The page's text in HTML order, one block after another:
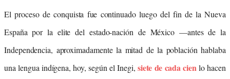
El proceso de conquista fue continuado luego del fin de la Nueva
España por la elite del estado-nación de México —antes de la
Independencia, aproximadamente la mitad de la población hablaba
una lengua indígena, hoy, según el Inegi, siete de cada cienlo hacen